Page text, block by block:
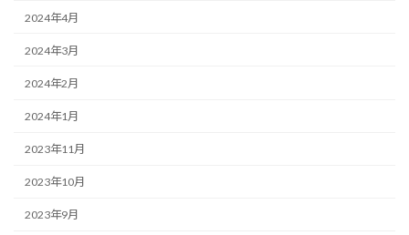
2024年4月
2024年3月
2024年2月
2024年1月
2023年11月
2023年10月
2023年9月